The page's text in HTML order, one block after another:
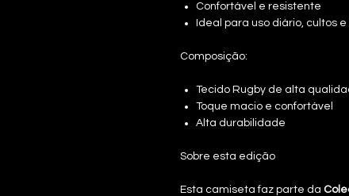
Confortável e resistente
Ideal para uso diário, cultos
Composição:
Tecido Rugby de alta
Toque macio e confortável
Alta durabilidade
Sobre esta edição
Esta camiseta faz parte da